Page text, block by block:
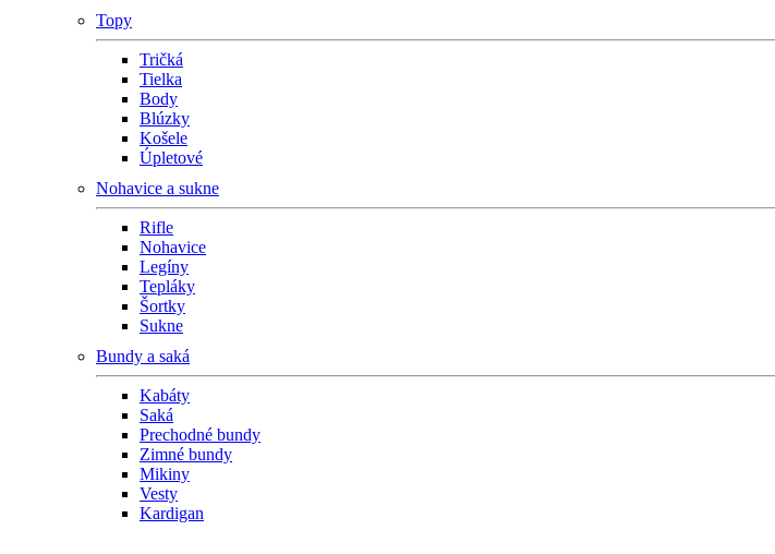
Topy
Tričká
Tielka
Body
Blúzky
Košele
Úpletové
Nohavice a sukne
Rifle
Nohavice
Legíny
Tepláky
Šortky
Sukne
Bundy a saká
Kabáty
Saká
Prechodné bundy
Zimné bundy
Mikiny
Vesty
Kardigan